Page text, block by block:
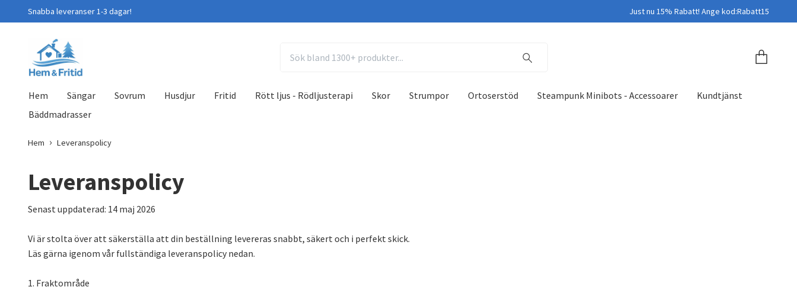
Snabba leveranser 1-3 dagar! Just nu 15% Rabatt! Ange kod:Rabatt15
Hem Sängar Sovrum Husdjur Fritid Rött ljus - Rödljusterapi Skor Strumpor Ortoserstöd Steampunk Minibots - Accessoarer
Kundtjänst
Bäddmadrasser
Hem Leveranspolicy
Leveranspolicy
Senast uppdaterad: 14 maj 2026
Vi är stolta över att säkerställa att din beställning levereras snabbt, säkert och i perfekt skick.
Läs gärna igenom vår fullständiga leveranspolicy nedan.
1. Fraktområde